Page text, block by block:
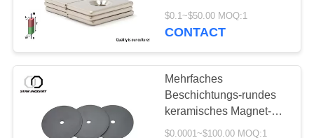
Endbehandlung der Tür-
F7*9*25
$0.1~$50.00 MOQ:1
CONTACT
Mehrfaches
Beschichtungs-rundes
keramisches Magnet-
hartes Ferrit-starke
$0.0001~$100.00 MOQ:1